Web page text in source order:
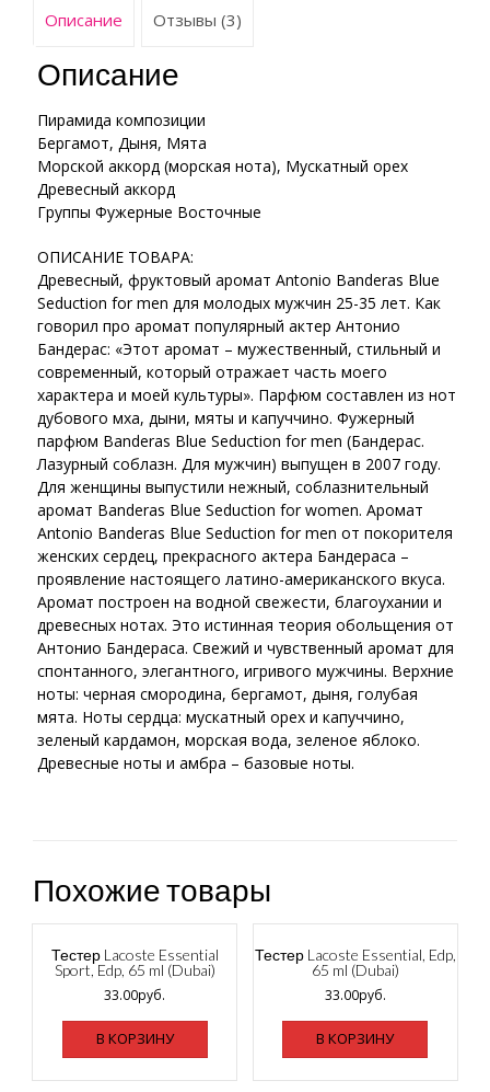
Описание Отзывы (3)
Описание
Пирамида композиции
Бергамот, Дыня, Мята
Морской аккорд (морская нота), Мускатный орех
Древесный аккорд
Группы Фужерные Восточные
ОПИСАНИЕ ТОВАРА:
Древесный, фруктовый аромат Antonio Banderas Blue
Seduction for men для молодых мужчин 25-35 лет. Как
говорил про аромат популярный актер Антонио
Бандерас: «Этот аромат – мужественный, стильный и
современный, который отражает часть моего
характера и моей культуры». Парфюм составлен из нот
дубового мха, дыни, мяты и капуччино. Фужерный
парфюм Banderas Blue Seduction for men (Бандерас.
Лазурный соблазн. Для мужчин) выпущен в 2007 году.
Для женщины выпустили нежный, соблазнительный
аромат Banderas Blue Seduction for women. Аромат
Antonio Banderas Blue Seduction for men от покорителя
женских сердец, прекрасного актера Бандераса –
проявление настоящего латино-американского вкуса.
Аромат построен на водной свежести, благоухании и
древесных нотах. Это истинная теория обольщения от
Антонио Бандераса. Свежий и чувственный аромат для
спонтанного, элегантного, игривого мужчины. Верхние
ноты: черная смородина, бергамот, дыня, голубая
мята. Ноты сердца: мускатный орех и капуччино,
зеленый кардамон, морская вода, зеленое яблоко.
Древесные ноты и амбра – базовые ноты.
Похожие товары
Тестер Lacoste Essential
Sport, Edp, 65 ml (Dubai)
33.00руб.
В КОРЗИНУ
Тестер Lacoste Essential, Edp,
65 ml (Dubai)
33.00руб.
В КОРЗИНУ